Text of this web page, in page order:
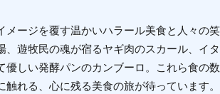
メージを覆す温かいハラール美食と人々の
遊牧民の魂が宿るヤギ肉のスカール、イ
しい発酵パンのカンブーロ。これら食の
れる、心に残る美食の旅が待っています。